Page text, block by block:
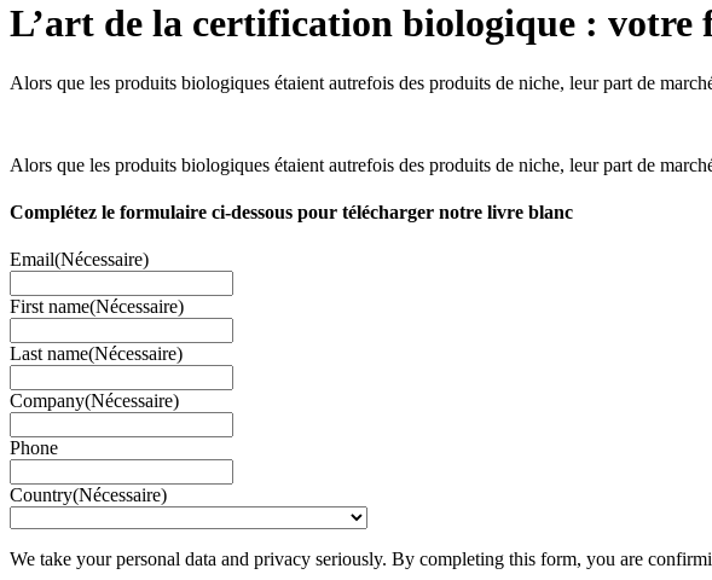
L’art de la certification biologique : votre
Alors que les produits biologiques étaient autrefois des produits de niche, leur part de
Alors que les produits biologiques étaient autrefois des produits de niche, leur part de
Complétez le formulaire ci-dessous pour télécharger notre livre blanc
Email(Nécessaire)
First name(Nécessaire)
Last name(Nécessaire)
Company(Nécessaire)
Phone
Country(Nécessaire)
We take your personal data and privacy seriously. By completing this form, you are